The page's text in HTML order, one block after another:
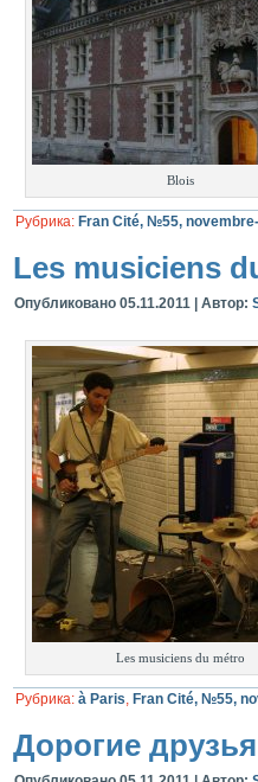
Blois
Рубрика: Fran Cité, №55,
Les musiciens
Опубликовано 05.11.2011 Автор:
Les musiciens du métro
Рубрика: à Paris, Fran Cité, №55,
Дорогие